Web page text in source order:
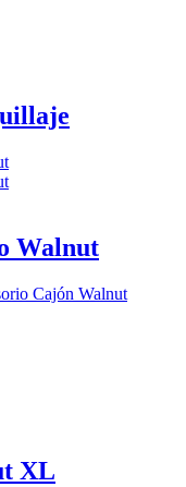
Walnut
XL